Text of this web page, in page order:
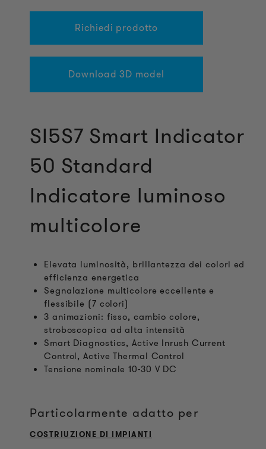
Richiedi prodotto
Download 3D model
SI5S7 Smart Indicator
50 Standard
Indicatore luminoso
multicolore
Elevata luminosità, brillantezza dei colori ed
efficienza energetica
Segnalazione multicolore eccellente e
flessibile (7 colori)
3 animazioni: fisso, cambio colore,
stroboscopica ad alta intensità
Smart Diagnostics, Active Inrush Current
Control, Active Thermal Control
Tensione nominale 10-30 V DC
Particolarmente adatto per
COSTRIUZIONE DI IMPIANTI